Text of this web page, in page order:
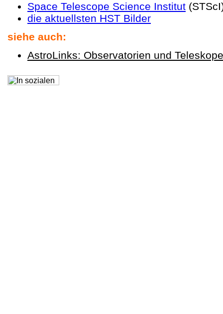
Space Telescope Science Institut
die aktuellsten HST Bilder
siehe auch:
AstroLinks: Observatorien und Teleskope